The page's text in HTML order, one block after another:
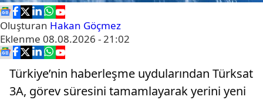
Oluşturan Hakan Göçmez
Eklenme 08.08.2026 - 21:02
Türkiye’nin haberleşme uydularından Türksat
3A, görev süresini tamamlayarak yerini yeni